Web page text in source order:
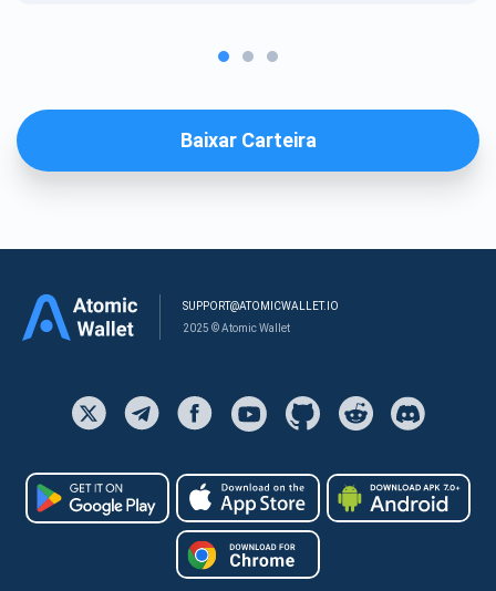
Baixar Carteira
SUPPORT@ATOMICWALLET.IO
2025 © Atomic Wallet